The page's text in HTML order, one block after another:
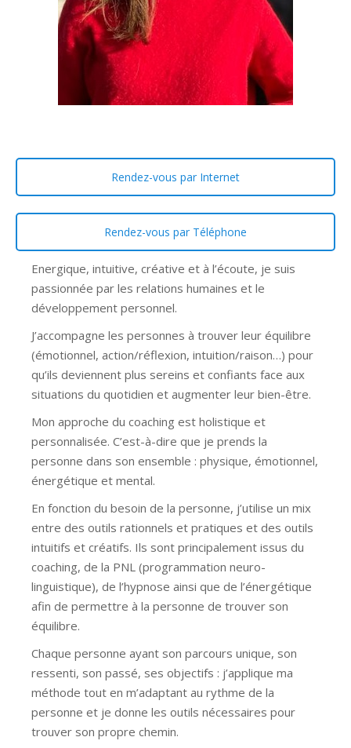
Energique, intuitive, créative et à l’écoute, je suis
passionnée par les relations humaines et le
développement personnel.
J’accompagne les personnes à trouver leur équilibre
(émotionnel, action/réflexion, intuition/raison…) pour
qu’ils deviennent plus sereins et confiants face aux
situations du quotidien et augmenter leur bien-être.
Mon approche du coaching est holistique et
personnalisée. C’est-à-dire que je prends la
personne dans son ensemble : physique, émotionnel,
énergétique et mental.
En fonction du besoin de la personne, j’utilise un mix
entre des outils rationnels et pratiques et des outils
intuitifs et créatifs. Ils sont principalement issus du
coaching, de la PNL (programmation neuro-
linguistique), de l’hypnose ainsi que de l’énergétique
afin de permettre à la personne de trouver son
équilibre.
Chaque personne ayant son parcours unique, son
ressenti, son passé, ses objectifs : j’applique ma
méthode tout en m’adaptant au rythme de la
personne et je donne les outils nécessaires pour
trouver son propre chemin.
Rendez-vous par Internet
Rendez-vous par Téléphone